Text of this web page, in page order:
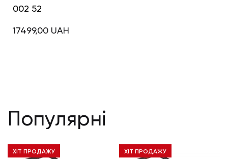
002 52
17499,00 UAH
Популярні
ХІТ ПРОДАЖУ ХІТ ПРОДАЖУ